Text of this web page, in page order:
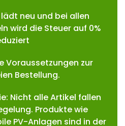
neu und bei allen
wird die Steuer auf 0%
Voraussetzungen zur
Bestellung.
Nicht alle Artikel fallen
Produkte wie
PV-Anlagen sind in der